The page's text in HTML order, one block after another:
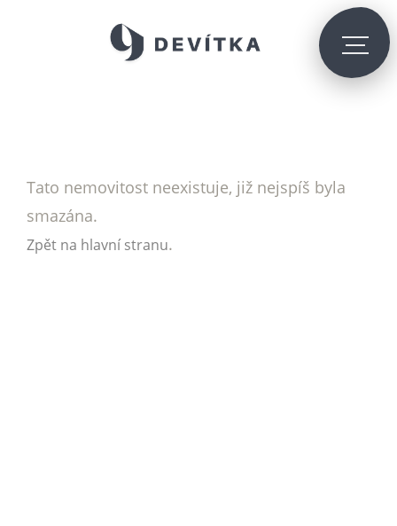
Tato nemovitost neexistuje, již nejspíš byla
smazána.
Zpět na hlavní stranu.